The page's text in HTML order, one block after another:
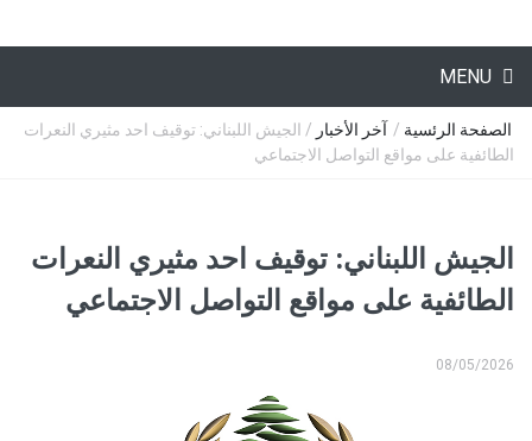
MENU
الصفحة الرئسية/ آخر الأخبار/ الجيش اللبناني: توقيف احد مثيري النعرات
الطائفية على مواقع التواصل الاجتماعي
الجيش اللبناني: توقيف احد مثيري النعرات
الطائفية على مواقع التواصل الاجتماعي
08/05/2026